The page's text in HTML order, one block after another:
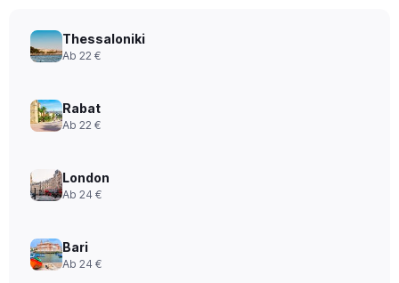
Thessaloniki
Ab 22 €
Rabat
Ab 22 €
London
Ab 24 €
Bari
Ab 24 €